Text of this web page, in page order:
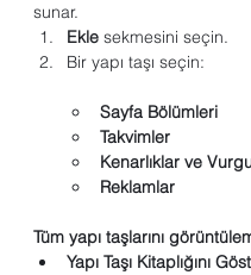
sunar.
Ekle sekmesini seçin.
Bir yapı taşı seçin:
Sayfa Bölümleri
Takvimler
Kenarlıklar ve
Reklamlar
Tüm yapı taşlarını
Yapı Taşı Kitaplığını